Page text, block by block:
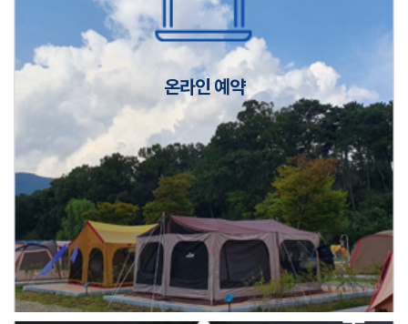
2026년 5월 캠핑장 안점 점검의 날 변경 안내
캠핑장(9월1일~6일) 미운영 공지
2026년 5월 캠핑장 안점 점검의 날 변경 안내
캠핑장(9월1일~6일) 미운영 공지
온라인 예약